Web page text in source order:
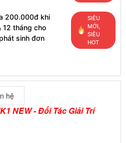
200.000đ khi
12 tháng cho
sinh đơn
SIÊU
MỚI,
SIÊU
HOT
hệ
NEW - Đối Tác Giải Trí